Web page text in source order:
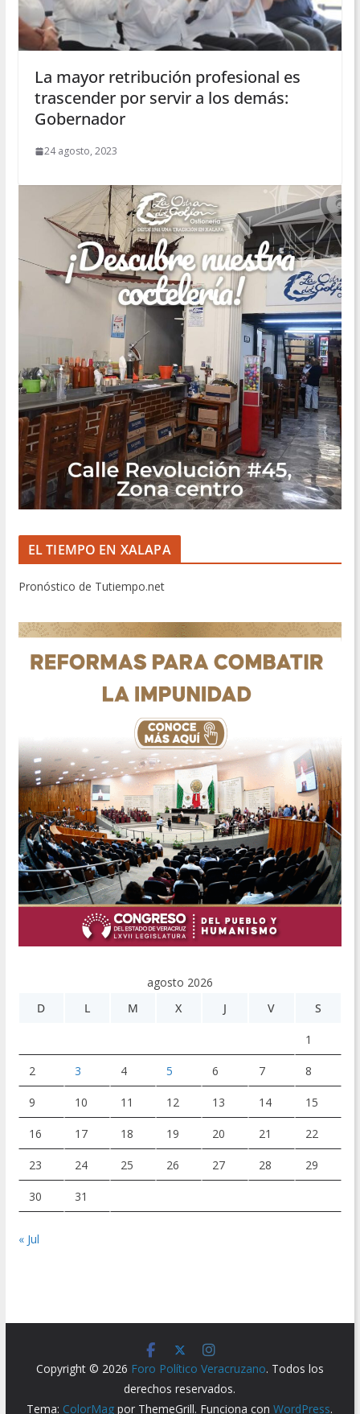
La mayor retribución profesional es
trascender por servir a los demás:
Gobernador
24 agosto, 2023
EL TIEMPO EN XALAPA
Pronóstico de Tutiempo.net
agosto 2026
D
L M X J V S
1
2 3 4 5 6 7 8
9 10 11 12 13 14 15
16 17 18 19 20 21 22
23 24 25 26 27 28 29
30 31
« Jul
Copyright © 2026 Foro Político Veracruzano. Todos los
derechos reservados.
Tema: ColorMag por ThemeGrill. Funciona conWordPress.